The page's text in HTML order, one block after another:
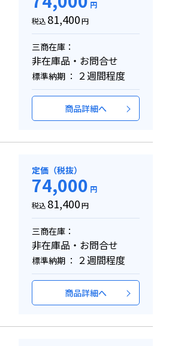
円
税込 81,400円
三商在庫：
非在庫品・お問合せ
標準納期 ： ２週間程度
商品詳細へ
定価（税抜）
74,000 円
税込 81,400円
三商在庫：
非在庫品・お問合せ
標準納期 ： ２週間程度
商品詳細へ